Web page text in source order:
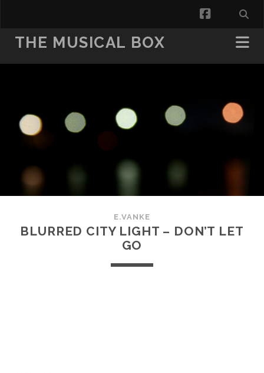
facebook
THE MUSICAL BOX
E.VANKE
BLURRED CITY LIGHT – DON’T LET
GO